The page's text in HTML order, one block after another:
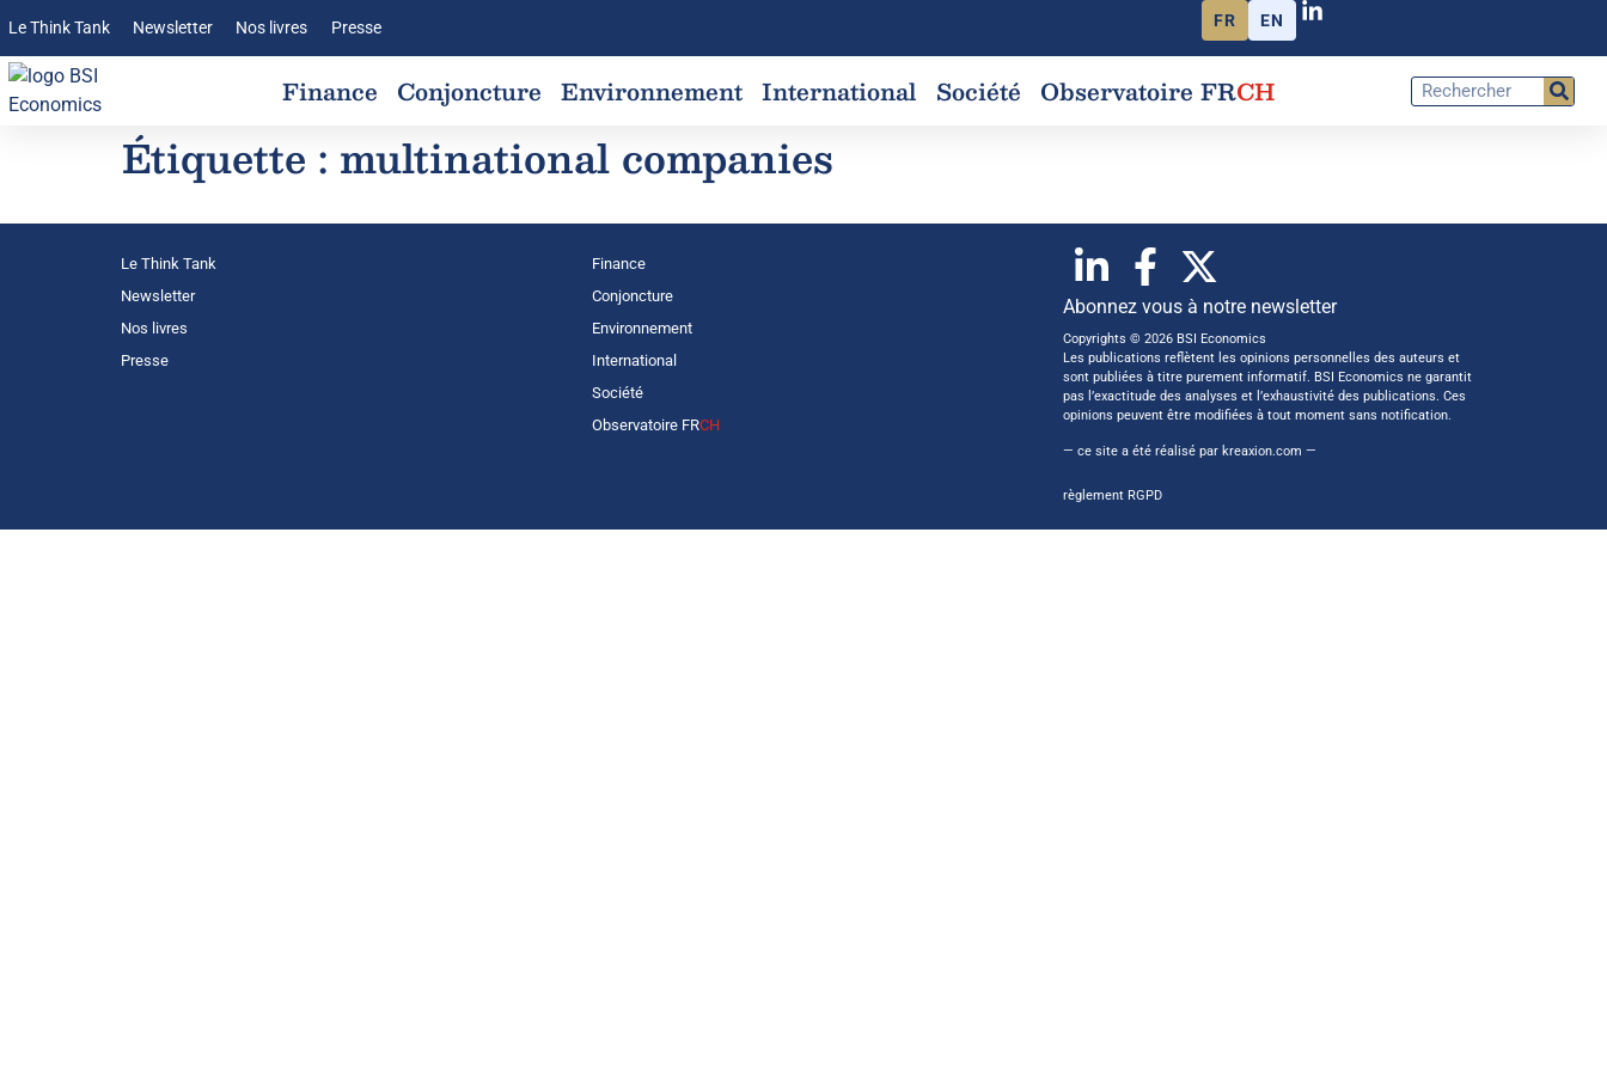
Le Think Tank Newsletter Nos livres Presse FR EN
Finance Conjoncture Environnement International Société Observatoire FRCH
Étiquette : multinational companies
Le Think Tank
Newsletter
Nos livres
Presse
Finance
Conjoncture
Environnement
International
Société
Observatoire FRCH
Abonnez vous à notre newsletter
Copyrights © 2026 BSI Economics
Les publications reflètent les opinions personnelles des auteurs et
sont publiées à titre purement informatif. BSI Economics ne garantit
pas l’exactitude des analyses et l’exhaustivité des publications. Ces
opinions peuvent être modifiées à tout moment sans notification.
— ce site a été réalisé par kreaxion.com —
règlement RGPD